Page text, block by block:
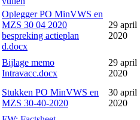
Oplegger PO MinVWS en
MZS 30 04 2020
bespreking actieplan
d.docx
29 april
2020
Bijlage memo
Intravacc.docx
29 april
2020
Stukken PO MinVWS en
MZS 30-40-2020
30 april
2020